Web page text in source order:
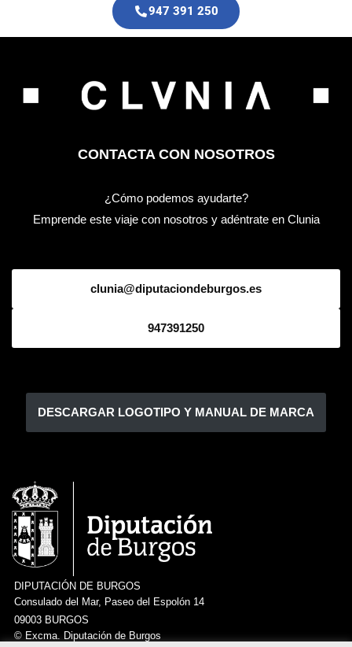
947 391 250
CONTACTA CON NOSOTROS
¿Cómo podemos ayudarte?
Emprende este viaje con nosotros y adéntrate en Clunia
clunia@diputaciondeburgos.es
947391250
DESCARGAR LOGOTIPO Y MANUAL DE MARCA
DIPUTACIÓN DE BURGOS
Consulado del Mar, Paseo del Espolón 14
09003 BURGOS
© Excma. Diputación de Burgos